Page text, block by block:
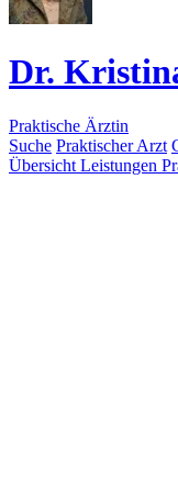
Dr.
Praktische Ärztin
Suche Praktischer Arzt
Übersicht Leistungen